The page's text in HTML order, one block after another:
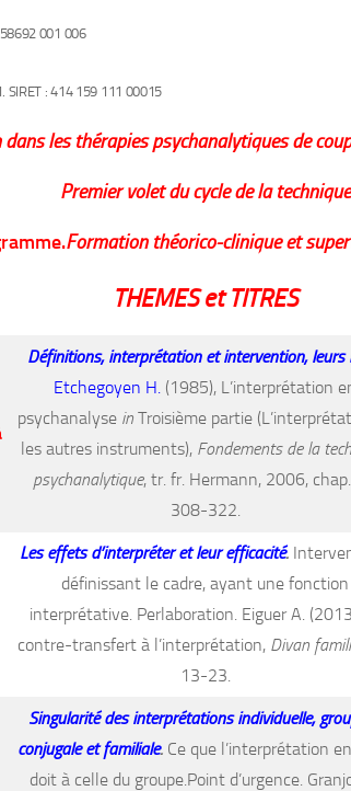
001 006
SIRET : 414 159 111 00015
les thérapies psychanalytiques de
Premier volet du cycle de la technique
Formation théorico-clinique et
THEMES et TITRES
Définitions, interprétation et intervention, leurs
Etchegoyen H. (1985), L’interprétation
psychanalyse inTroisième partie
les autres instruments), Fondements de la
psychanalytique, tr. fr. Hermann, 2006,
308-322.
Les effets d’interpréter et leur efficacité.
définissant le cadre, ayant une fonction
interprétative. Perlaboration. Eiguer A.
contre-transfert à l’interprétation, Divan
13-23.
Singularité des interprétations individuelle,
conjugale et familiale. Ce que l’interprétation
doit à celle du groupe.Point d’urgence.